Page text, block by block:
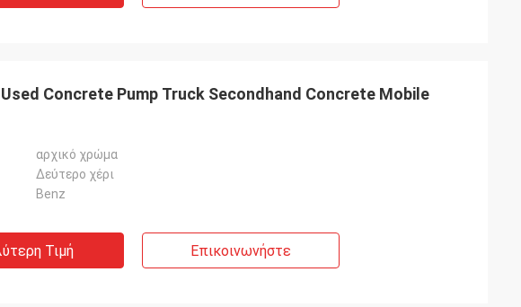
Used Concrete Pump Truck Secondhand Concrete Mobile
αρχικό χρώμα
Δεύτερο χέρι
Benz
Τιμή Επικοινωνήστε